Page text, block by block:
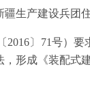
生产建设兵团
〕71号）
形成《装配式